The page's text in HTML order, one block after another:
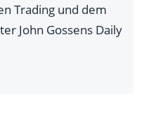
Trading und dem
John Gossens Daily